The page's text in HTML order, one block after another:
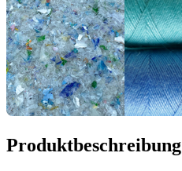
Produktbeschreibung